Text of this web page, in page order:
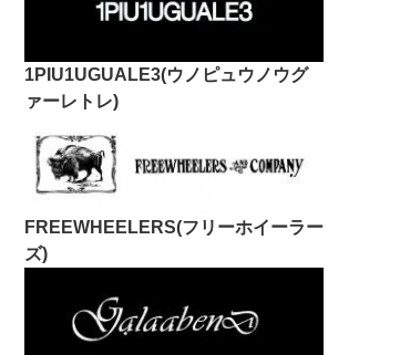
1PIU1UGUALE3(ウノピュウノウグ
ァーレトレ)
FREEWHEELERS(フリーホイーラー
ズ)